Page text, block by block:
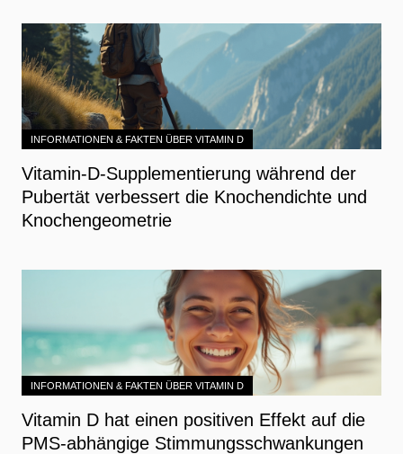
INFORMATIONEN & FAKTEN ÜBER VITAMIN D
Vitamin-D-Supplementierung während der
Pubertät verbessert die Knochendichte und
Knochengeometrie
INFORMATIONEN & FAKTEN ÜBER VITAMIN D
Vitamin D hat einen positiven Effekt auf die
PMS-abhängige Stimmungsschwankungen